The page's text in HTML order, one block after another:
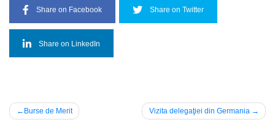
Share on Facebook Share on Twitter
Share on LinkedIn
Navigare
Burse de Merit Vizita delegaţiei din Germania